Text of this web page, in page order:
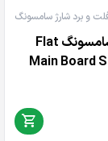
و برد شارژ سامسونگ
فلت مین برد سامسونگ Flat
Main Board